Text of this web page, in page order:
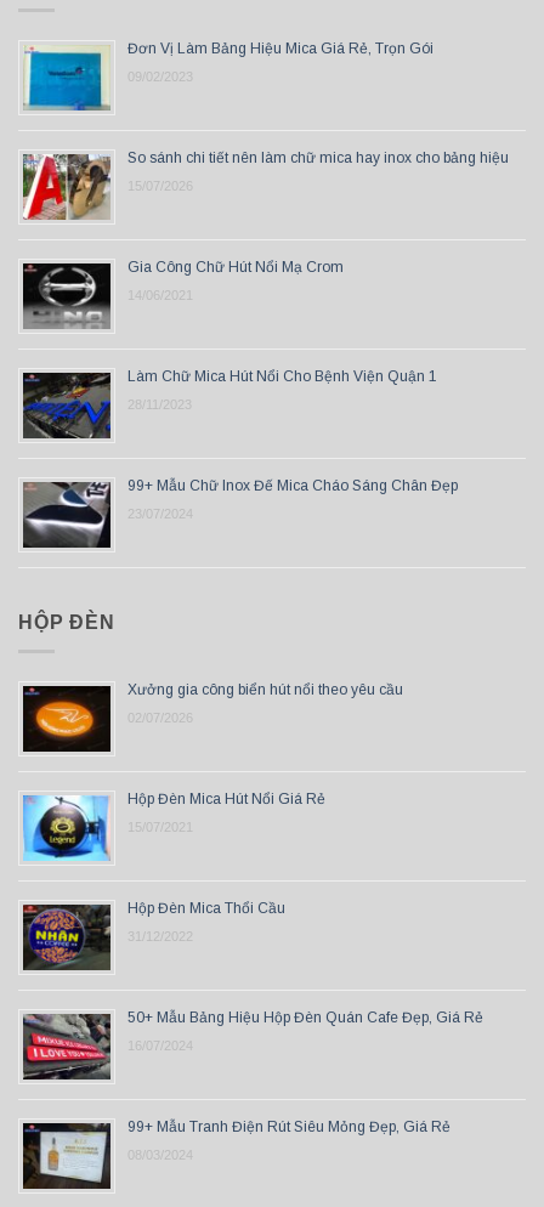
Đơn Vị Làm Bảng Hiệu Mica Giá Rẻ, Trọn Gói
09/02/2023
So sánh chi tiết nên làm chữ mica hay inox cho bảng hiệu
15/07/2026
Gia Công Chữ Hút Nổi Mạ Crom
14/06/2021
Làm Chữ Mica Hút Nổi Cho Bệnh Viện Quận 1
28/11/2023
99+ Mẫu Chữ Inox Đế Mica Cháo Sáng Chân Đẹp
23/07/2024
HỘP ĐÈN
Xưởng gia công biển hút nổi theo yêu cầu
02/07/2026
Hộp Đèn Mica Hút Nổi Giá Rẻ
15/07/2021
Hộp Đèn Mica Thổi Cầu
31/12/2022
50+ Mẫu Bảng Hiệu Hộp Đèn Quán Cafe Đẹp, Giá Rẻ
16/07/2024
99+ Mẫu Tranh Điện Rút Siêu Mỏng Đẹp, Giá Rẻ
08/03/2024